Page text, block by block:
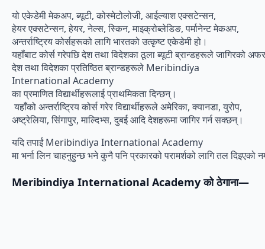
यो एकेडेमी मेकअप, ब्यूटी, कोस्मेटोलोजी, आईल्याश एक्सटेन्सन,
हेयर एक्सटेन्सन, हेयर, नेल्स, स्किन, माइक्रोब्लेडिङ, पर्मानेन्ट मेकअप,
अन्तर्राष्ट्रिय कोर्सहरूको लागि भारतको उत्कृष्ट एकेडेमी हो।
यहाँबाट कोर्स गरेपछि देश तथा विदेशका ठूला ब्यूटी ब्रान्डहरूले जागिरको
देश तथा विदेशका प्रतिष्ठित ब्रान्डहरूले Meribindiya
International Academy
का प्रमाणित विद्यार्थीहरूलाई प्राथमिकता दिन्छन्।
यहाँको अन्तर्राष्ट्रिय कोर्स गरेर विद्यार्थीहरूले अमेरिका, क्यानडा, युरोप,
अष्ट्रेलिया, सिंगापुर, माल्दिभ्स, दुबई आदि देशहरूमा जागिर गर्न सक्छन्।
यदि तपाईं Meribindiya International Academy
मा भर्ना लिन चाहनुहुन्छ भने कुनै पनि प्रकारको परामर्शको लागि तल दिइएको
Meribindiya International Academy को ठेगाना—